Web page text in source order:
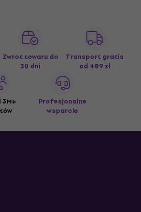
Zwrot towaru do
30 dni
Transport gratis
od 489 zł
3M+
Profesjonalne
wsparcie